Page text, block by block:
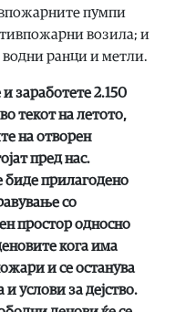
пумпи
возила; и
ранци и метли.
заработете 2.150
текот на летото,
на отворен
пред нас.
биде прилагодено
со
простор односно
кога има
и се останува
услови за дејство.